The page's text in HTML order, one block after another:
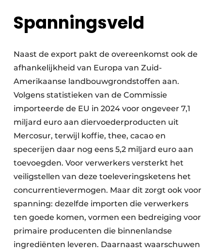
Spanningsveld
Naast de export pakt de overeenkomst ook de
afhankelijkheid van Europa van Zuid-
Amerikaanse landbouwgrondstoffen aan.
Volgens statistieken van de Commissie
importeerde de EU in 2024 voor ongeveer 7,1
miljard euro aan diervoederproducten uit
Mercosur, terwijl koffie, thee, cacao en
specerijen daar nog eens 5,2 miljard euro aan
toevoegden. Voor verwerkers versterkt het
veiligstellen van deze toeleveringsketens het
concurrentie­vermogen. Maar dit zorgt ook voor
spanning: dezelfde importen die verwerkers
ten goede komen, vormen een bedreiging voor
primaire producenten die binnenlandse
ingrediënten leveren. Daarnaast waarschuwen